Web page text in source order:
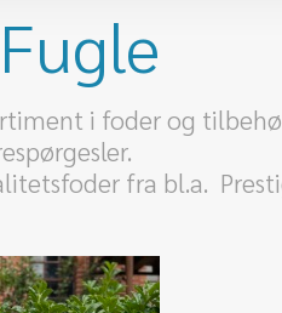
i foder og
fra bl.a.